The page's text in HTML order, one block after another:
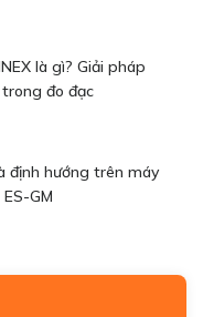
là gì? Giải pháp
trong đo đạc
định hướng trên máy
GM